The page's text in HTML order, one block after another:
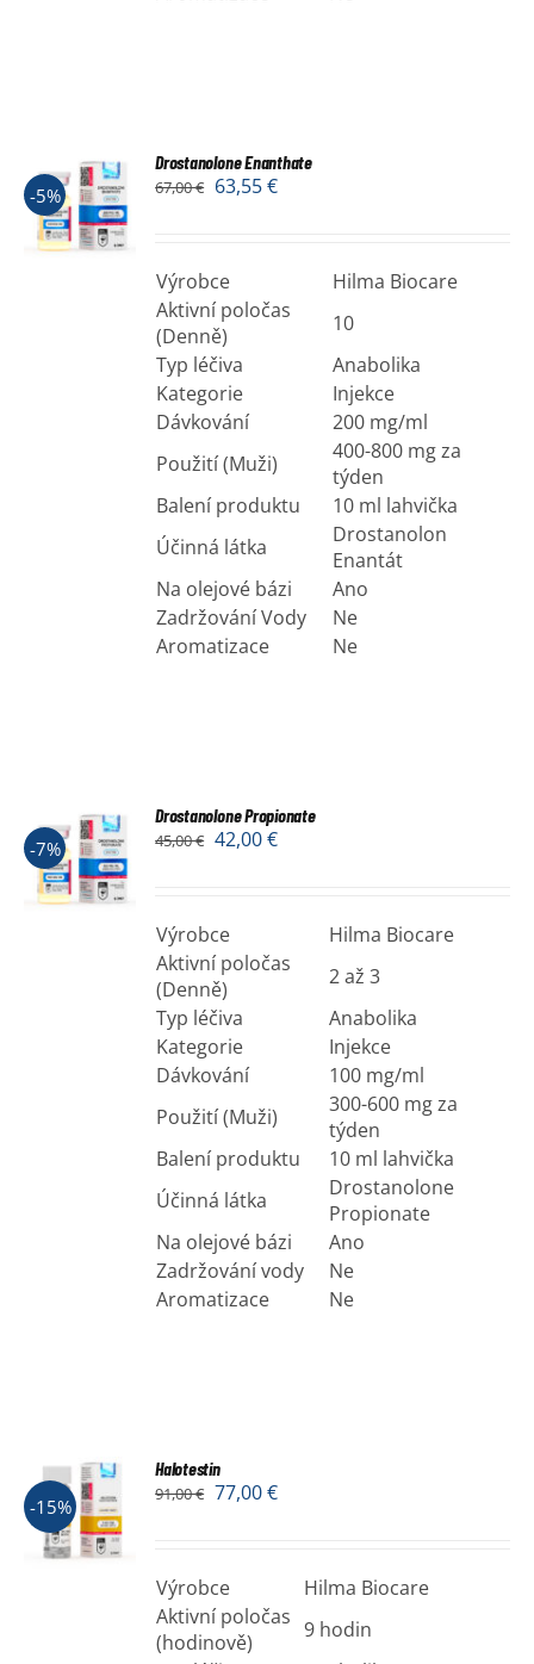
-5%
Drostanolone Enanthate
67,00€ 63,55€
Výrobce
Hilma Biocare
Aktivní poločas
(Denně)
10
Typ léčiva
Anabolika
Kategorie
Injekce
Dávkování
200 mg/ml
Použití (Muži)
400-800 mg za
týden
Balení produktu
10 ml lahvička
Účinná látka
Drostanolon
Enantát
Na olejové bázi
Ano
Zadržování Vody
Ne
Aromatizace
Ne
-7%
Drostanolone Propionate
45,00€ 42,00€
Výrobce
Hilma Biocare
Aktivní poločas
(Denně)
2 až 3
Typ léčiva
Anabolika
Kategorie
Injekce
Dávkování
100 mg/ml
Použití (Muži)
300-600 mg za
týden
Balení produktu
10 ml lahvička
Účinná látka
Drostanolone
Propionate
Na olejové bázi
Ano
Zadržování vody
Ne
Aromatizace
Ne
-15%
Halotestin
91,00€ 77,00€
Výrobce
Hilma Biocare
Aktivní poločas
(hodinově)
9 hodin